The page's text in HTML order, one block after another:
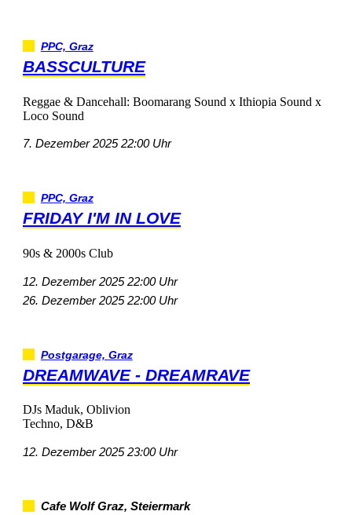
PPC,Graz
BASSCULTURE
Reggae&Dancehall:BoomarangSoundxIthiopiaSoundx
LocoSound
7.Dezember202522:00Uhr
PPC,Graz
FRIDAYI'MINLOVE
90s&2000sClub
12.Dezember202522:00Uhr
26.Dezember202522:00Uhr
Postgarage,Graz
DREAMWAVE-DREAMRAVE
DJsMaduk,Oblivion
Techno,D&B
12.Dezember202523:00Uhr
CafeWolfGraz,Steiermark